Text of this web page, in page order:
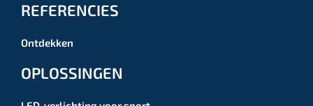
REFERENCIES
Ontdekken
OPLOSSINGEN